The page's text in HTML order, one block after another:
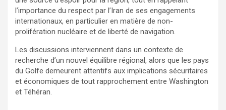
l’importance du respect par l’Iran de ses engagements
internationaux, en particulier en matière de non-
prolifération nucléaire et de liberté de navigation.
Les discussions interviennent dans un contexte de
recherche d’un nouvel équilibre régional, alors que les pays
du Golfe demeurent attentifs aux implications sécuritaires
et économiques de tout rapprochement entre Washington
et Téhéran.